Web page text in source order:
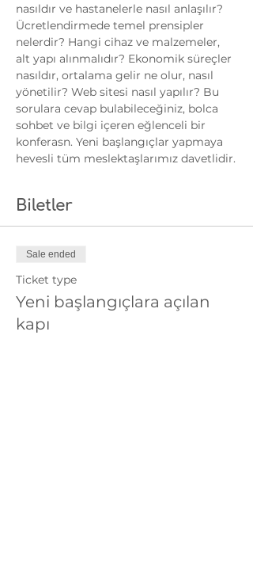
nasıldır ve hastanelerle nasıl anlaşılır?
Ücretlendirmede temel prensipler
nelerdir? Hangi cihaz ve malzemeler,
alt yapı alınmalıdır? Ekonomik süreçler
nasıldır, ortalama gelir ne olur, nasıl
yönetilir? Web sitesi nasıl yapılır? Bu
sorulara cevap bulabileceğiniz, bolca
sohbet ve bilgi içeren eğlenceli bir
konferasn. Yeni başlangıçlar yapmaya
hevesli tüm meslektaşlarımız davetlidir.
Biletler
Sale ended
Ticket type
Yeni başlangıçlara açılan
kapı